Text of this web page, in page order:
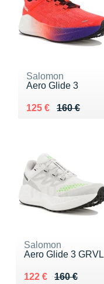
Salomon
Aero Glide 3
160 €
Au lieu de 160 €
125 €
Vendu 125 €
Salomon
Aero Glide 3 GRVL
160 €
Au lieu de 160 €
122 €
Vendu 122 €